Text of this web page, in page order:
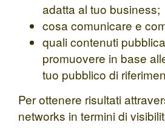
adatta al tuo business;
cosa comunicare e
quali contenuti
promuovere in base
tuo pubblico di
Per ottenere risultati
networks in termini di